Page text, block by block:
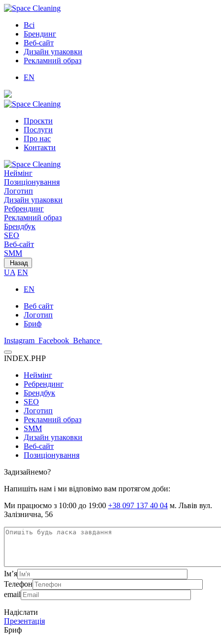
Всі
Брендинг
Веб-сайт
Дизайн упаковки
Рекламний образ
EN
Проєкти
Послуги
Про нас
Контакти
Неймінг
Позиціонування
Логотип
Дизайн упаковки
Ребрендинг
Рекламний образ
Брендбук
SEO
Веб-сайт
SMM
Назад
UA EN
EN
Веб сайт
Логотип
Бриф
Instagram Facebook Behance
INDEX.PHP
Неймінг
Ребрендинг
Брендбук
SEO
Логотип
Рекламний образ
SMM
Дизайн упаковки
Веб-сайт
Позиціонування
Задизайнемо?
Напишіть нам і ми відповімо вам протягом доби:
Ми працюємо з 10:00 до 19:00 +38 097 137 40 04 м. Львів вул.
Залізнична, 56
Ім’я
Телефон
email
Надіслати
Презентація
Бриф